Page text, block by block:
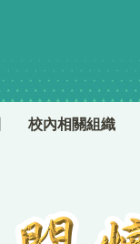
校內相關組織